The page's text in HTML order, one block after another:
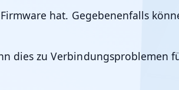
hat. Gegebenenfalls
dies zu Verbindungsproblemen